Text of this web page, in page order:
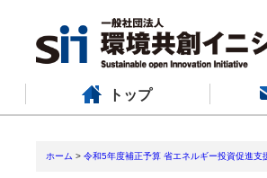
トップ
ホーム > 令和5年度補正予算 省エネルギー投資促進支